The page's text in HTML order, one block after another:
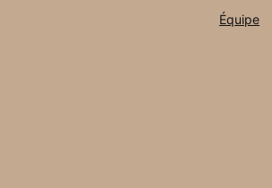
Équipe